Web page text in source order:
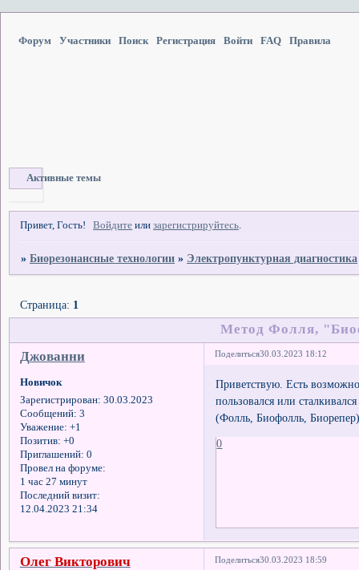
Форум Участники Поиск Регистрация Войти FAQ Правила
Активные темы
Привет, Гость! Войдите илизарегистрируйтесь.
»Биорезонансные технологии » Электропунктурная диагностика
Метод Фолля,
Страница: 1
Поделиться30.03.2023 18:12
Джованни
Новичок
Зарегистрирован: 30.03.2023
Сообщений: 3
Уважение: +1
Позитив: +0
Приглашений: 0
Провел на форуме:
1 час 27 минут
Последний визит:
12.04.2023 21:34
Приветствую. Есть
пользовался или
(Фолль, Биофолль,
0
Поделиться30.03.2023 18:59
Олег Викторович